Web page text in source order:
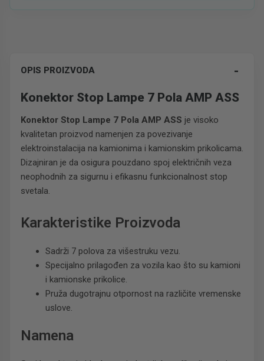
OPIS PROIZVODA
Konektor Stop Lampe 7 Pola AMP ASS
Konektor Stop Lampe 7 Pola AMP ASS je visoko
kvalitetan proizvod namenjen za povezivanje
elektroinstalacija na kamionima i kamionskim prikolicama.
Dizajniran je da osigura pouzdano spoj električnih veza
neophodnih za sigurnu i efikasnu funkcionalnost stop
svetala.
Karakteristike Proizvoda
Sadrži 7 polova za višestruku vezu.
Specijalno prilagođen za vozila kao što su kamioni
i kamionske prikolice.
Pruža dugotrajnu otpornost na različite vremenske
uslove.
Namena
-